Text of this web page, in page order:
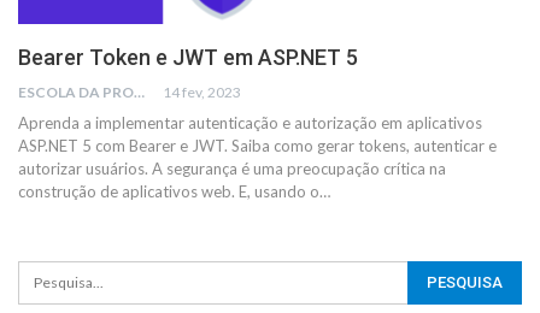
Bearer Token e JWT em ASP.NET 5
ESCOLA DA PROGRAMAÇÃO 14 fev, 2023
Aprenda a implementar autenticação e autorização em aplicativos
ASP.NET 5 com Bearer e JWT. Saiba como gerar tokens, autenticar e
autorizar usuários. A segurança é uma preocupação crítica na
construção de aplicativos web. E, usando o…